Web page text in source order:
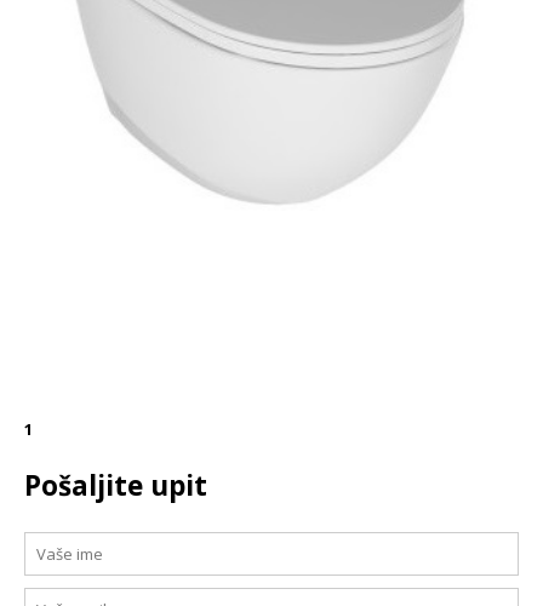
1
Pošaljite upit